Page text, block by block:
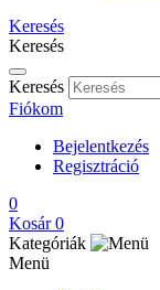
Keresés
Keresés
Keresés
Fiókom
Bejelentkezés
Regisztráció
0
Kosár 0
Kategóriák
Menü